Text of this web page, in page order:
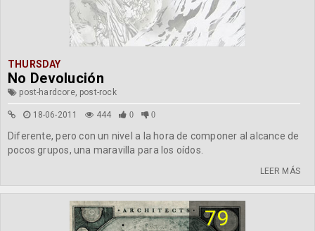
THURSDAY
No Devolución
post-hardcore, post-rock
18-06-2011 444 0 0
Diferente, pero con un nivel a la hora de componer al alcance de
pocos grupos, una maravilla para los oídos.
LEER MÁS
79